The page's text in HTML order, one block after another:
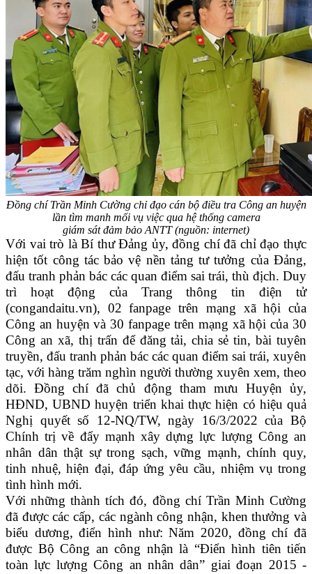
Đồng chí Trần Minh Cường chỉ đạo cán bộ điều tra Công an huyện
lần tìm manh mối vụ việc qua hệ thống camera
giám sát đảm bảo ANTT (nguồn: internet)
Với vai trò là Bí thư Đảng ủy, đồng chí đã chỉ đạo thực
hiện tốt công tác bảo vệ nền tảng tư tưởng của Đảng,
đấu tranh phản bác các quan điểm sai trái, thù địch. Duy
trì hoạt động của Trang thông tin điện tử
(congandaitu.vn), 02 fanpage trên mạng xã hội của
Công an huyện và 30 fanpage trên mạng xã hội của 30
Công an xã, thị trấn để đăng tải, chia sẻ tin, bài tuyên
truyền, đấu tranh phản bác các quan điểm sai trái, xuyên
tạc, với hàng trăm nghìn người thường xuyên xem, theo
dõi. Đồng chí đã chủ động tham mưu Huyện ủy,
HĐND, UBND huyện triển khai thực hiện có hiệu quả
Nghị quyết số 12-NQ/TW, ngày 16/3/2022 của Bộ
Chính trị về đẩy mạnh xây dựng lực lượng Công an
nhân dân thật sự trong sạch, vững mạnh, chính quy,
tinh nhuệ, hiện đại, đáp ứng yêu cầu, nhiệm vụ trong
tình hình mới.
Với những thành tích đó, đồng chí Trần Minh Cường
đã được các cấp, các ngành công nhận, khen thưởng và
biểu dương, điển hình như: Năm 2020, đồng chí đã
được Bộ Công an công nhận là “Điển hình tiên tiến
toàn lực lượng Công an nhân dân” giai đoạn 2015 -